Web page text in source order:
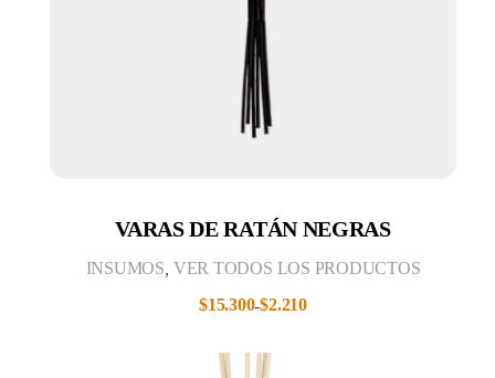
VARAS DE RATÁN NEGRAS
$2.210
-
$15.300
INSUMOS VER TODOS LOS PRODUCTOS